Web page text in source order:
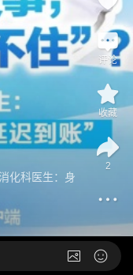
化科医生：身
评论
收藏
2